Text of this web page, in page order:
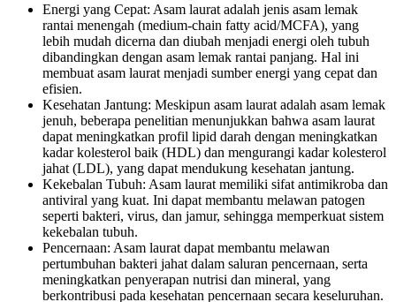
Energi yang Cepat: Asam laurat adalah jenis asam lemak
rantai menengah (medium-chain fatty acid/MCFA), yang
lebih mudah dicerna dan diubah menjadi energi oleh tubuh
dibandingkan dengan asam lemak rantai panjang. Hal ini
membuat asam laurat menjadi sumber energi yang cepat dan
efisien.
Kesehatan Jantung: Meskipun asam laurat adalah asam lemak
jenuh, beberapa penelitian menunjukkan bahwa asam laurat
dapat meningkatkan profil lipid darah dengan meningkatkan
kadar kolesterol baik (HDL) dan mengurangi kadar kolesterol
jahat (LDL), yang dapat mendukung kesehatan jantung.
Kekebalan Tubuh: Asam laurat memiliki sifat antimikroba dan
antiviral yang kuat. Ini dapat membantu melawan patogen
seperti bakteri, virus, dan jamur, sehingga memperkuat sistem
kekebalan tubuh.
Pencernaan: Asam laurat dapat membantu melawan
pertumbuhan bakteri jahat dalam saluran pencernaan, serta
meningkatkan penyerapan nutrisi dan mineral, yang
berkontribusi pada kesehatan pencernaan secara keseluruhan.